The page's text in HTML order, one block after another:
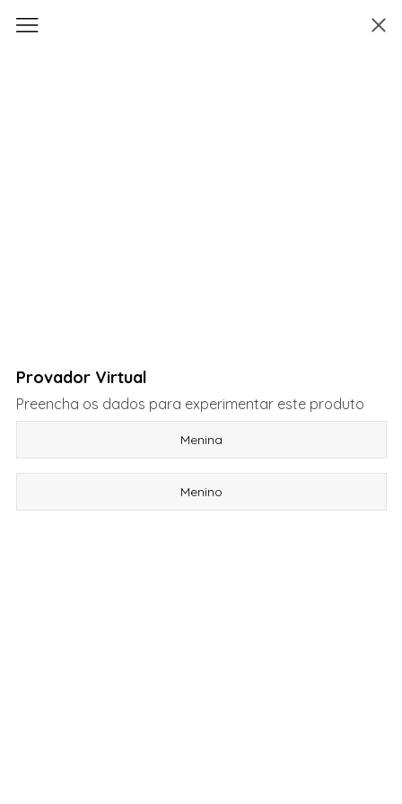
Provador Virtual
Preencha os dados para experimentar este produto
Menina
Menino